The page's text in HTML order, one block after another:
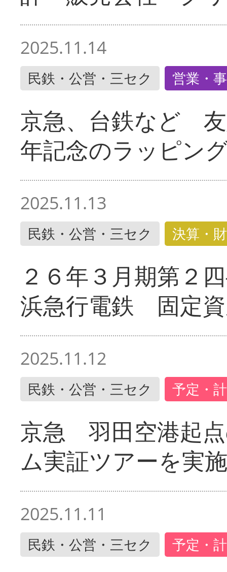
2025.11.14
民鉄・公営・三セク 営業・
京急、台鉄など
年記念のラッピン
2025.11.13
民鉄・公営・三セク 決算・
２６年３月期第２
浜急行電鉄 固定
2025.11.12
民鉄・公営・三セク 予定・
京急 羽田空港起
ム実証ツアーを実施
2025.11.11
民鉄・公営・三セク 予定・